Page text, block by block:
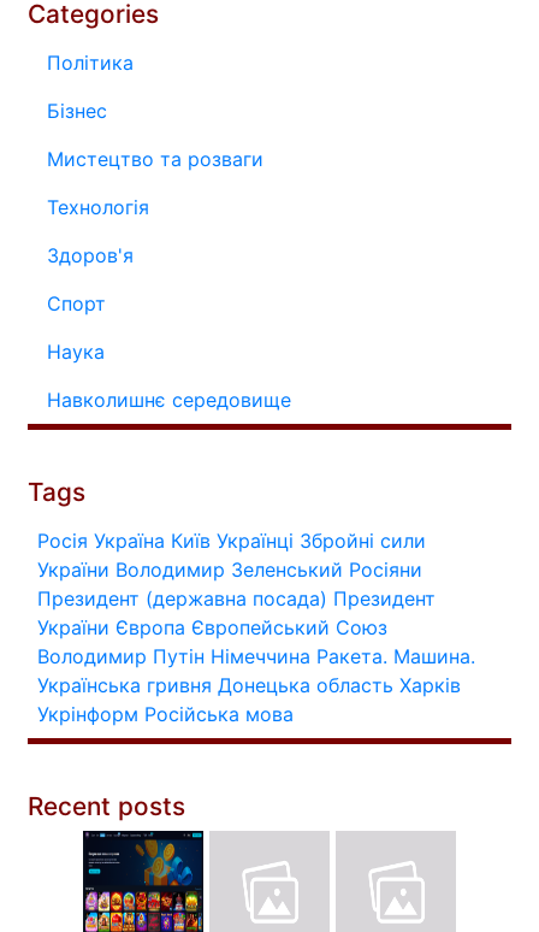
Categories
Політика
Бізнес
Мистецтво та розваги
Технологія
Здоров'я
Спорт
Наука
Навколишнє середовище
Tags
Росія Україна Київ Українці Збройні сили
України Володимир Зеленський Росіяни
Президент (державна посада) Президент
України Європа Європейський Союз
Володимир Путін Німеччина Ракета. Машина.
Українська гривня Донецька область Харків
Укрінформ Російська мова
Recent posts